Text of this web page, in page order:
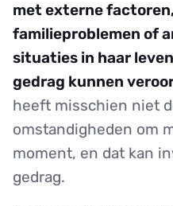
met externe
familieproblemen of
situaties in haar
gedrag kunnen
heeft misschien niet
omstandigheden om
moment, en dat kan
gedrag.